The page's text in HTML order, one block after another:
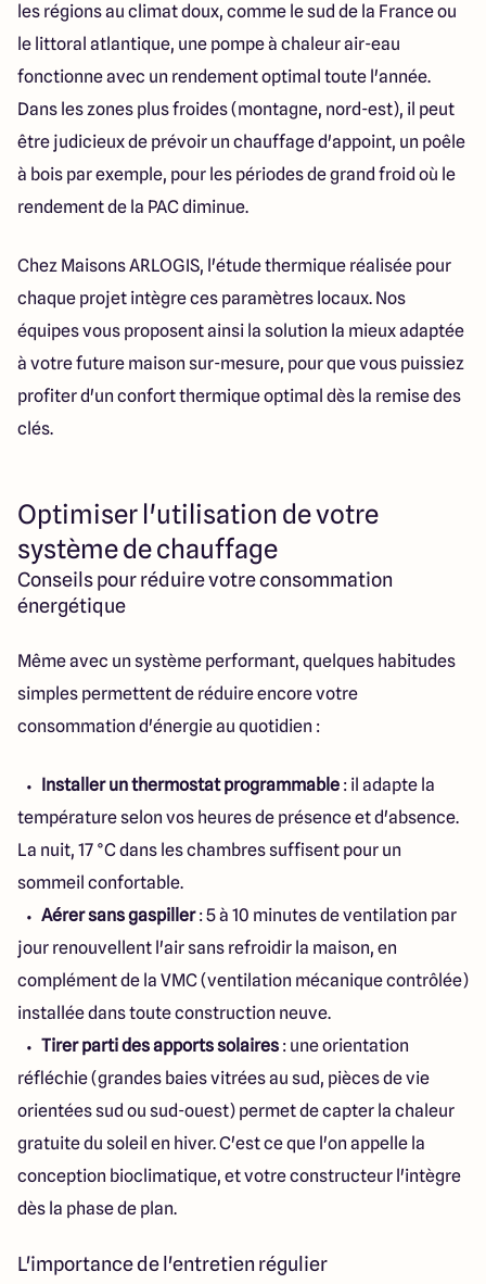
les régions au climat doux, comme le sud de la France ou
le littoral atlantique, une pompe à chaleur air-eau
fonctionne avec un rendement optimal toute l'année.
Dans les zones plus froides (montagne, nord-est), il peut
être judicieux de prévoir un chauffage d'appoint, un poêle
à bois par exemple, pour les périodes de grand froid où le
rendement de la PAC diminue.
Chez Maisons ARLOGIS, l'étude thermique réalisée pour
chaque projet intègre ces paramètres locaux. Nos
équipes vous proposent ainsi la solution la mieux adaptée
à votre future maison sur-mesure, pour que vous puissiez
profiter d'un confort thermique optimal dès la remise des
clés.
Optimiser l'utilisation de votre
système de chauffage
Conseils pour réduire votre consommation
énergétique
Même avec un système performant, quelques habitudes
simples permettent de réduire encore votre
consommation d'énergie au quotidien :
Installer un thermostat programmable : il adapte la
température selon vos heures de présence et d'absence.
La nuit, 17 °C dans les chambres suffisent pour un
sommeil confortable.
Aérer sans gaspiller: 5 à 10 minutes de ventilation par
jour renouvellent l'air sans refroidir la maison, en
complément de la VMC (ventilation mécanique contrôlée)
installée dans toute construction neuve.
Tirer parti des apports solaires : une orientation
réfléchie (grandes baies vitrées au sud, pièces de vie
orientées sud ou sud-ouest) permet de capter la chaleur
gratuite du soleil en hiver. C'est ce que l'on appelle la
conception bioclimatique, et votre constructeur l'intègre
dès la phase de plan.
L'importance de l'entretien régulier